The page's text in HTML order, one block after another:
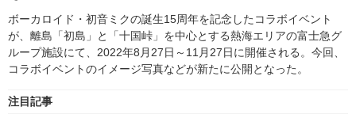
舞台 新帝スタ
連載・ブログ一覧
編集部ブログ・お知らせ
ボーカロイド・初音ミクの誕生15周年を記念したコラボイベント
が、離島「初島」と「十国峠」を中心とする熱海エリアの富士急グ
ループ施設にて、2022年8月27日～11月27日に開催される。今回、
コラボイベントのイメージ写真などが新たに公開となった。
注目記事